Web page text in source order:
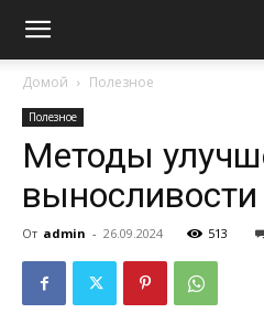
Домой Полезное
Полезное
Методы
выносливости
От admin - 26.09.2024 513